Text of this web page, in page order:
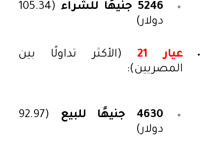
5246 جنيهًا للشراء
(105.34
دولار)
عيار 21
(الأكثر تداولًا بين
المصريين):
4630 جنيهًا للبيع
(92.97
دولار)